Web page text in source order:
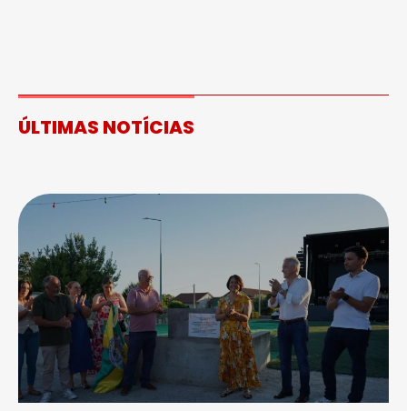
ÚLTIMAS NOTÍCIAS